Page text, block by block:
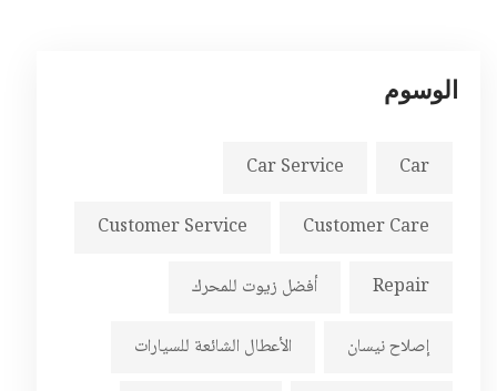
الوسوم
Car
Car Service
Customer Care
Customer Service
Repair
أفضل زيوت للمحرك
إصلاح نيسان
الأعطال الشائعة للسيارات